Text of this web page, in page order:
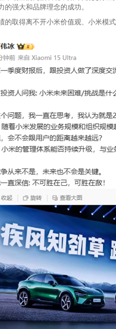
强大和品牌理念的成功。
取得离不开小米价值观、小米模式